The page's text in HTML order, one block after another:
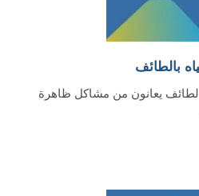
بالطائف
يعانون من مشاكل ظاهرة